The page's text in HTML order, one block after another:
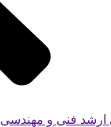
ارشد فنی و مهندسی